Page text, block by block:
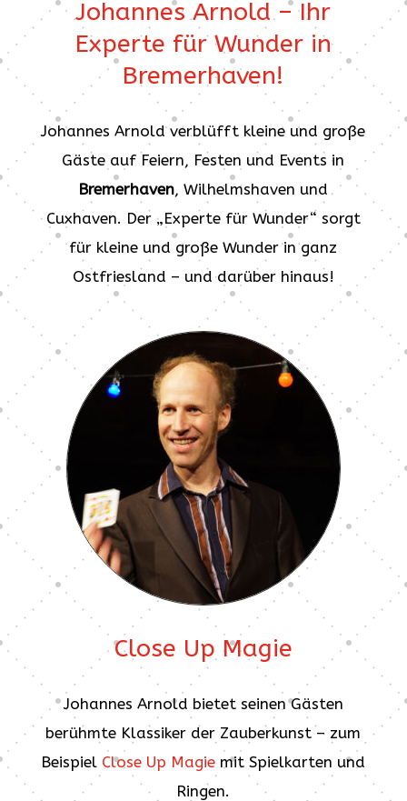
Johannes Arnold – Ihr
Experte für Wunder in
Bremerhaven!
Johannes Arnold verblüfft kleine und große
Gäste auf Feiern, Festen und Events in
Bremerhaven, Wilhelmshaven und
Cuxhaven. Der „Experte für Wunder“ sorgt
für kleine und große Wunder in ganz
Ostfriesland – und darüber hinaus!
Close Up Magie
Johannes Arnold bietet seinen Gästen
berühmte Klassiker der Zauberkunst – zum
Beispiel Close Up Magie mit Spielkarten und
Ringen.